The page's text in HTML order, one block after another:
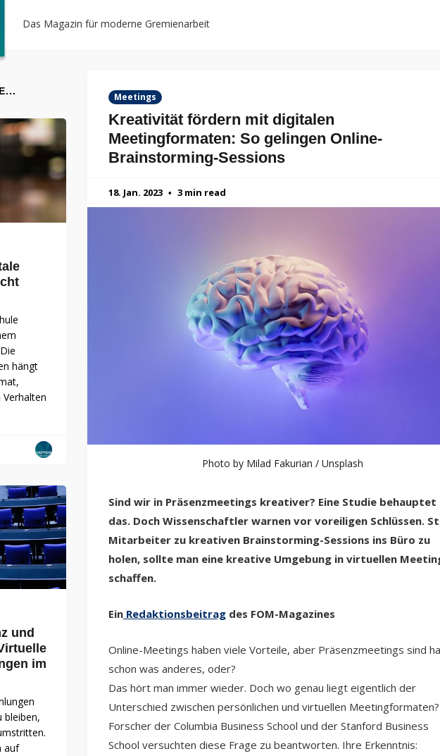
Das Magazin für moderne Gremienarbeit
Meetings
Kreativität fördern mit digitalen
Meetingformaten: So gelingen Online-
Brainstorming-Sessions
18. Jan. 2023 3 min read
Photo by Milad Fakurian / Unsplash
Sind wir in Präsenzmeetings kreativer? Eine Studie behauptet
das. Doch Wissenschaftler warnen vor voreiligen Schlüssen.
Mitarbeiter zu kreativen Brainstorming-Sessions ins Büro zu
holen, sollte man eine kreative Umgebung in virtuellen
schaffen.
EinRedaktionsbeitragdes FOM-Magazines
Online-Meetings haben viele Vorteile, aber Präsenzmeetings sind
schon was anderes, oder?
Das hört man immer wieder. Doch wo genau liegt eigentlich der
Unterschied zwischen persönlichen und virtuellen Meetingformaten?
Forscher der Columbia Business School und der Stanford Business
School versuchten diese Frage zu beantworten. Ihre Erkenntnis:
hängt
und
im
bleiben,
auf